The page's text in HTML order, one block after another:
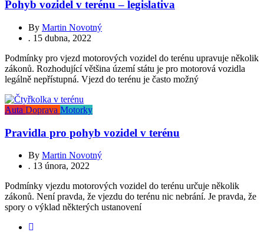
Pohyb vozidel v terénu – legislativa
By Martin Novotný
. 15 dubna, 2022
Podmínky pro vjezd motorových vozidel do terénu upravuje několik
zákonů. Rozhodující většina území státu je pro motorová vozidla
legálně nepřístupná. Vjezd do terénu je často možný
Auta Doprava Motorky
Pravidla pro pohyb vozidel v terénu
By Martin Novotný
. 13 února, 2022
Podmínky vjezdu motorových vozidel do terénu určuje několik
zákonů. Není pravda, že vjezdu do terénu nic nebrání. Je pravda, že
spory o výklad některých ustanovení